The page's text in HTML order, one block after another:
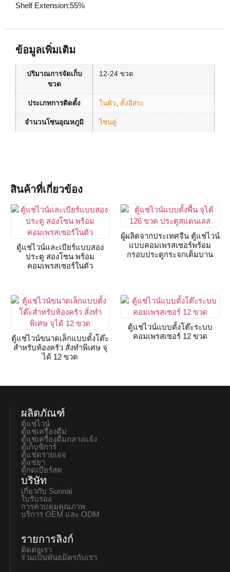
Shelf Extension:55%
ข้อมูลเพิ่มเติม
ปริมาณการจัดเก็บ
ขวด
12-24 ขวด
ประเภทการติดตั้ง ในตัว ตั้งอิสระ
จำนวนโซนอุณหภูมิ โซนคู่
สินค้าที่เกี่ยวข้อง
ตู้แช่ไวน์และเบียร์แบบสอง
ประตู สองโซน พร้อม
คอมเพรสเซอร์ในตัว
ผู้ผลิตจากประเทศจีน ตู้แช่ไวน์
แบบคอมเพรสเซอร์พร้อม
กรอบประตูกระจกเต็มบาน
ตู้แช่ไวน์ขนาดเล็กแบบตั้งโต๊ะ
สำหรับห้องครัว สั่งทำพิเศษ จุ
ได้ 12 ขวด
ตู้แช่ไวน์แบบตั้งโต๊ะระบบ
คอมเพรสเซอร์ 12 ขวด
ผลิตภัณฑ์
ตู้แช่ไวน์
ตู้แช่เครื่องดื่ม
ตู้แช่เครื่องดื่มกลางแจ้ง
ตู้เก็บซิการ์
ตู้แช่ดรายเอจ
ตู้แช่ยา
ตู้กดเบียร์สด
บริษัท
เกี่ยวกับ Sunnai
ใบรับรอง
การควบคุมคุณภาพ
บริการ OEM และ ODM
รายการลิงก์
ติดต่อเรา
ร่วมเป็นพันธมิตรกับเรา